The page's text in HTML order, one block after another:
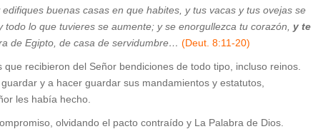
buenas casas en que habites, y tus vacas y tus ovejas se
lo que tuvieres se aumente; y se enorgullezca tu corazón, y te
de Egipto, de casa de servidumbre… (Deut. 8:11-20)
recibieron del Señor bendiciones de todo tipo, incluso reinos.
y a hacer guardar sus mandamientos y estatutos,
les había hecho.
olvidando el pacto contraído y La Palabra de Dios.